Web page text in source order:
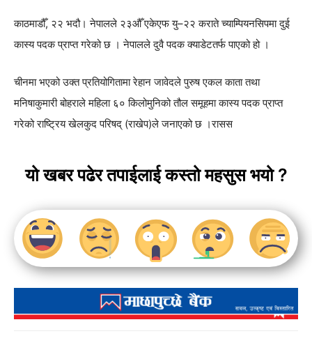
काठमाडौँ, २२ भदौ। नेपालले २३औँ एकेएफ यु–२२ कराते च्याम्पियनसिपमा दुई
कास्य पदक प्राप्त गरेको छ । नेपालले दुवै पदक क्याडेटतर्फ पाएको हो ।
चीनमा भएको उक्त प्रतियोगितामा रेहान जावेदले पुरुष एकल काता तथा
मनिषाकुमारी बोहराले महिला ६० किलोमुनिको तौल समूहमा कास्य पदक प्राप्त
गरेको राष्ट्रिय खेलकुद परिषद् (राखेप)ले जनाएको छ ।रासस
यो खबर पढेर तपाईलाई कस्तो महसुस भयो ?